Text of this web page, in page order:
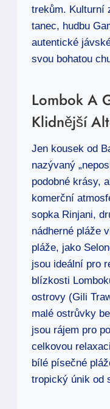
trekům. Kulturní
tanec, hudbu
autentické
svou bohatou
Lombok A
Klidnější
Jen kousek od
nazývaný
podobné krásy,
komerční
sopka Rinjani,
nádherné pláže
pláže, jako
jsou ideální pro
blízkosti
ostrovy (Gili
malé ostrůvky
jsou rájem pro
celkovou
bílé písečné
tropický únik od